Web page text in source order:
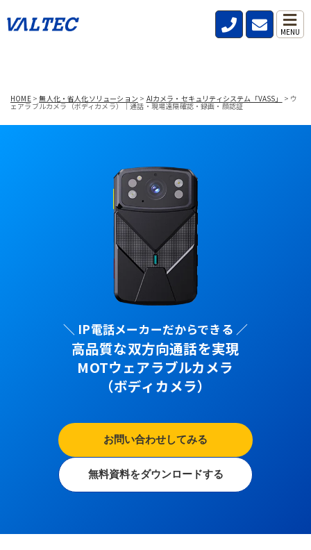
MENU
HOME>無人化・省人化ソリューション > AIカメラ・セキュリティシステム「VASS」 > ウ
ェアラブルカメラ（ボディカメラ）｜通話・現場遠隔確認・録画・顔認証
＼ IP電話メーカーだからできる ／
高品質な双方向通話を実現
MOTウェアラブルカメラ
（ボディカメラ）
お問い合わせしてみる
無料資料をダウンロードする